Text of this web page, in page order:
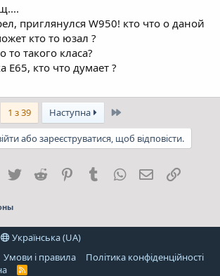
приглянулся W950! кто что о даной
кто то юзал ?
то такого класа?
Е65, кто что думает ?
1 з 39 Наступна Останній
або зареєструватися, щоб відповісти.
Facebook
Twitter Reddit PinterestTumblrWhatsApp
E-mail
Українська (UA)
Умови і правила
Політика конфіденційності
R